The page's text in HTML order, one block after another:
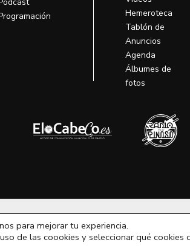
Hemeroteca
Tablón de
Anuncios
Agenda
Álbumes de
fotos
para mejorar tu experiencia.
de las coookies y seleccionar qué cookies